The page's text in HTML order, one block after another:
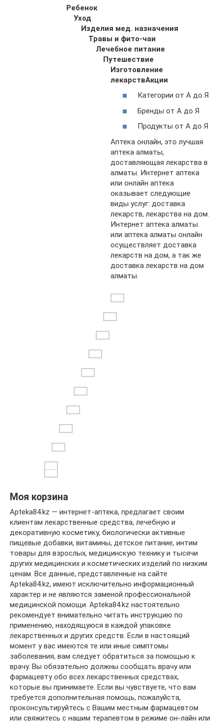
Ребенок
Уход
Изделия мед. назначения
Травы и фито-чаи
Лечебное питание
Путешествие
Изготовление
лекарствАкции
Категории от А до Я
Бренды от А до Я
Продукты от А до Я
Аптека онлайн, это лучшая
аптека алматы,
доставляющая лекарства в
алматы. Интернет аптека
или онлайн аптека
оказывает следующие
виды услуг: доставка
лекарств, лекарства на дом.
Интернет аптека алматы
или аптека алматы онлайн
осуществляет доставка
лекарств на дом, а так же
доставка лекарств на дом
алматы.
Моя корзина
Apteka84.kz — интернет-аптека, предлагает своим
клиентам лекарственные средства, лечебную и
декоративную косметику, биологически активные
пищевые добавки, витамины, детское питание, интим
товары для взрослых, медицинскую технику и тысячи
других медицинских и косметических изделий по низким
ценам. Все данные, представленные на сайте
Apteka84.kz, имеют исключительно информационный
характер и не являются заменой профессиональной
медицинской помощи. Apteka84.kz настоятельно
рекомендует внимательно читать инструкцию по
применению, находящуюся в каждой упаковке
лекарственных и других средств. Если в настоящий
момент у вас имеются те или иные симптомы
заболевания, вам следует обратиться за помощью к
врачу. Вы обязательно должны сообщать врачу или
фармацевту обо всех лекарственных средствах,
которые вы принимаете. Если вы чувствуете, что вам
требуется дополнительная помощь, пожалуйста,
проконсультируйтесь с Вашим местным фармацевтом
или свяжитесь с нашим терапевтом в режиме он-лайн или